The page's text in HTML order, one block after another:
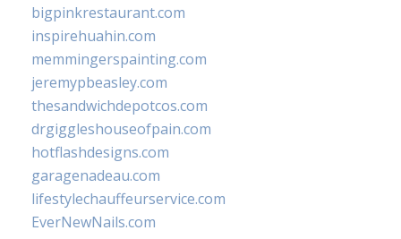
bigpinkrestaurant.com
inspirehuahin.com
memmingerspainting.com
jeremypbeasley.com
thesandwichdepotcos.com
drgiggleshouseofpain.com
hotflashdesigns.com
garagenadeau.com
lifestylechauffeurservice.com
EverNewNails.com